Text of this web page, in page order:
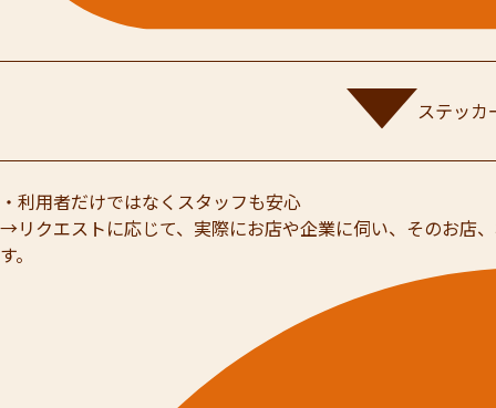
ステッカ
・利用者だけではなくスタッフも安心
→リクエストに応じて、実際にお店や企業に伺い、そのお店
す。